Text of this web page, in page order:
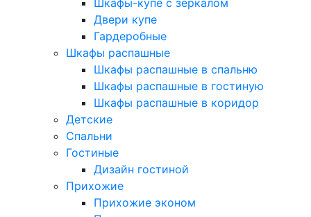
Шкафы-купе с зеркалом
Двери купе
Гардеробные
Шкафы распашные
Шкафы распашные в спальню
Шкафы распашные в гостиную
Шкафы распашные в коридор
Детские
Спальни
Гостиные
Дизайн гостиной
Прихожие
Прихожие эконом